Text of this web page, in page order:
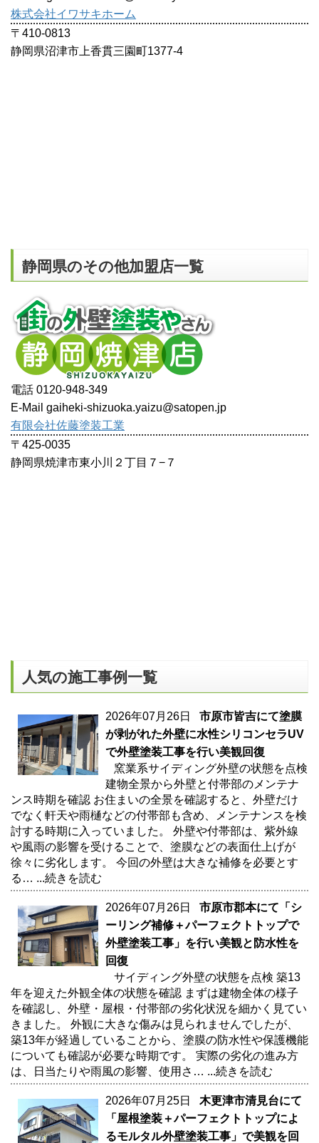
株式会社イワサキホーム
〒410-0813
静岡県沼津市上香貫三園町1377-4
静岡県のその他加盟店一覧
電話 0120-948-349
E-Mail gaiheki-shizuoka.yaizu@satopen.jp
有限会社佐藤塗装工業
〒425-0035
静岡県焼津市東小川２丁目７−７
人気の施工事例一覧
2026年07月26日 市原市皆吉にて塗膜
が剥がれた外壁に水性シリコンセラUV
で外壁塗装工事を行い美観回復
窯業系サイディング外壁の状態を点検
建物全景から外壁と付帯部のメンテナ
ンス時期を確認 お住まいの全景を確認すると、外壁だけ
でなく軒天や雨樋などの付帯部も含め、メンテナンスを検
討する時期に入っていました。 外壁や付帯部は、紫外線
や風雨の影響を受けることで、塗膜などの表面仕上げが
徐々に劣化します。 今回の外壁は大きな補修を必要とす
る… ...続きを読む
2026年07月26日 市原市郡本にて「シ
ーリング補修＋パーフェクトトップで
外壁塗装工事」を行い美観と防水性を
回復
サイディング外壁の状態を点検 築13
年を迎えた外観全体の状態を確認 まずは建物全体の様子
を確認し、外壁・屋根・付帯部の劣化状況を細かく見てい
きました。 外観に大きな傷みは見られませんでしたが、
築13年が経過していることから、塗膜の防水性や保護機能
についても確認が必要な時期です。 実際の劣化の進み方
は、日当たりや雨風の影響、使用さ… ...続きを読む
2026年07月25日 木更津市清見台にて
「屋根塗装＋パーフェクトトップによ
るモルタル外壁塗装工事」で美観を回